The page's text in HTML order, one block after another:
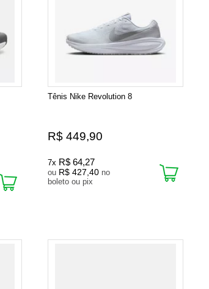
Tênis Nike Revolution 8
R$ 449,90
7x R$ 64,27
ou R$ 427,40 no
boleto ou pix